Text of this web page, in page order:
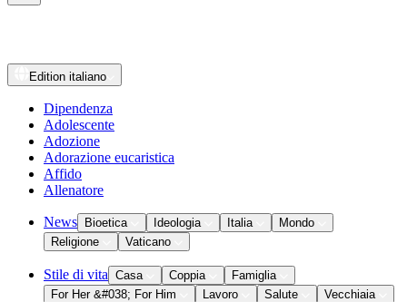
Edition italiano
Dipendenza
Adolescente
Adozione
Adorazione eucaristica
Affido
Allenatore
News Bioetica Ideologia Italia
Mondo
Religione
Vaticano
Stile di vita Casa Coppia
Famiglia
For Her &#038; For Him
Lavoro Salute
Vecchiaia